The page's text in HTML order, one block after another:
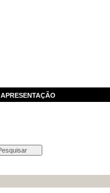
APRESENTAÇÃO